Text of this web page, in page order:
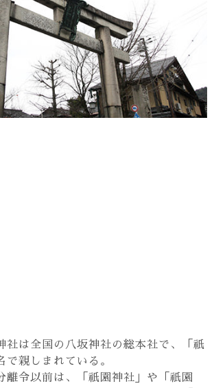
社は全国の八坂神社の総本社で、「祇
で親しまれている。
離令以前は、「祇園神社」や「祇園